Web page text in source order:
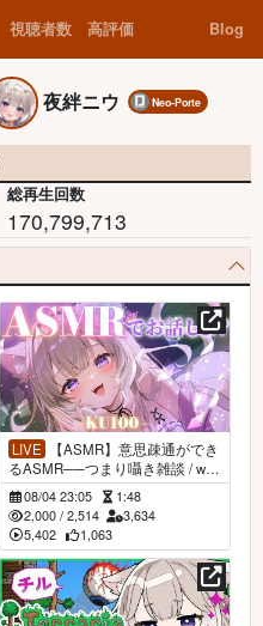
視聴者数 高評価 Blog
夜絆ニウ Neo-Porte
総再生回数
170,799,713
LIVE
るASMR──つまり囁き雑談 / whi
spers for sleep - KU100【夜絆ニウ
/ NeoPorte (ネオポルテ) 】
08/04 23:05
1:48
2,000 /2,514
3,634
5,402
1,063